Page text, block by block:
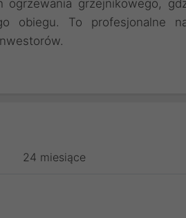
grzejnikowego,
obiegu. To profesjonalne
24 miesiące